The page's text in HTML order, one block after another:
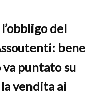
del
bene
puntato su
vendita ai